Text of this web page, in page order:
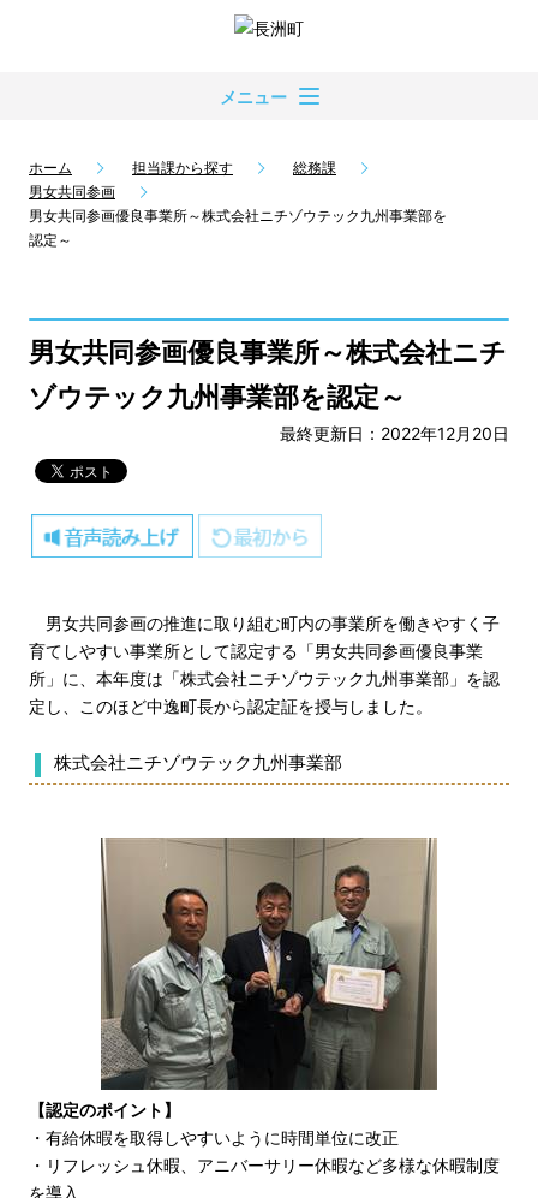
メニュー
ホーム 担当課から探す
総務課
男女共同参画
男女共同参画優良事業所～株式会社ニチゾウテック九州事業部を
認定～
男女共同参画優良事業所～株式会社ニチ
ゾウテック九州事業部を認定～
最終更新日：2022年12月20日
男女共同参画の推進に取り組む町内の事業所を働きやすく子
育てしやすい事業所として認定する「男女共同参画優良事業
所」に、本年度は「株式会社ニチゾウテック九州事業部」を認
定し、このほど中逸町長から認定証を授与しました。
株式会社ニチゾウテック九州事業部
【認定のポイント】
・有給休暇を取得しやすいように時間単位に改正
・リフレッシュ休暇、アニバーサリー休暇など多様な休暇制度
を導入